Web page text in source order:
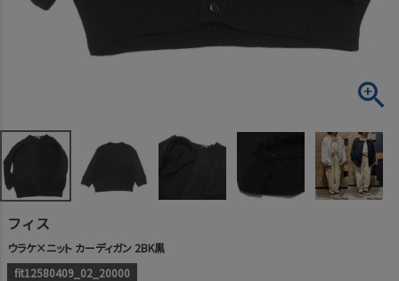
フィス
ウラケ×ニット カーディガン 2BK黒
fit12580409_02_20000